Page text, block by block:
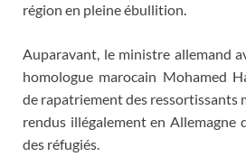
région en pleine ébullition.
Auparavant, le ministre allemand
homologue marocain Mohamed
de rapatriement des ressortissants
rendus illégalement en Allemagne
des réfugiés.